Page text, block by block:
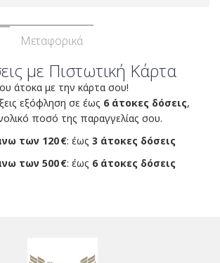
Μεταφορικά
με Πιστωτική Κάρτα
άτοκα με την κάρτα σου!
εξόφληση σε έως 6 άτοκες δόσεις,
ποσό της παραγγελίας σου.
των 120 €: έως 3 άτοκες δόσεις
των 500 €: έως 6 άτοκες δόσεις